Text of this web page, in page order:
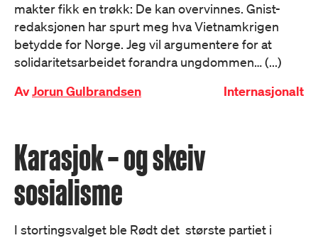
makter fikk en trøkk: De kan overvinnes. Gnist-
redaksjonen har spurt meg hva Vietnamkrigen
betydde for Norge. Jeg vil argumentere for at
solidaritetsarbeidet forandra ungdommen… (...)
AvJorun Gulbrandsen Internasjonalt
Karasjok – og skeiv
sosialisme
I stortingsvalget ble Rødt det største partiet i